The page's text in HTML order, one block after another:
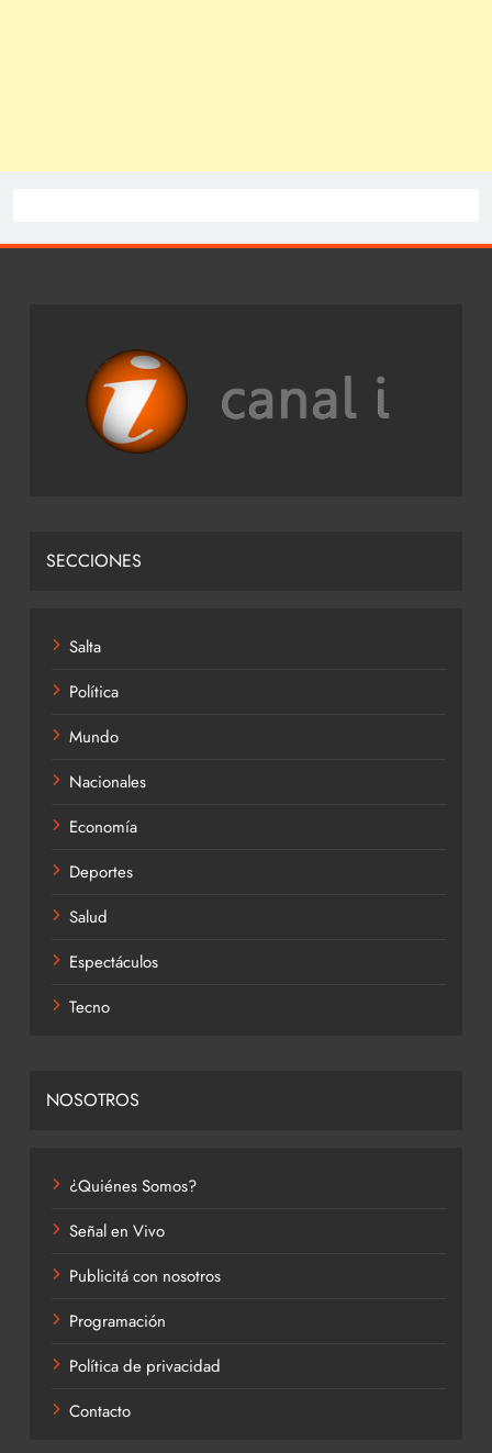
SECCIONES
Salta
Política
Mundo
Nacionales
Economía
Deportes
Salud
Espectáculos
Tecno
NOSOTROS
¿Quiénes Somos?
Señal en Vivo
Publicitá con nosotros
Programación
Política de privacidad
Contacto